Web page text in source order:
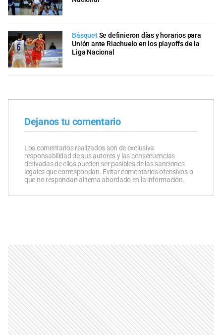
BásquetSe definieron días y horarios para
Unión ante Riachuelo en los playoffs de la
Liga Nacional
Dejanos tu comentario
Los comentarios realizados son de exclusiva
responsabilidad de sus autores y las consecuencias
derivadas de ellos pueden ser pasibles de las sanciones
legales que correspondan. Evitar comentarios ofensivos o
que no respondan al tema abordado en la información.